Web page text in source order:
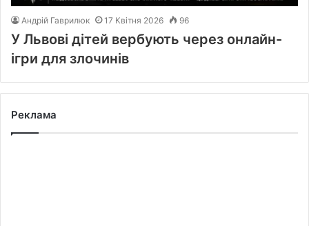
Андрій Гаврилюк 17 Квітня 2026 96
У Львові дітей вербують через онлайн-
ігри для злочинів
Реклама